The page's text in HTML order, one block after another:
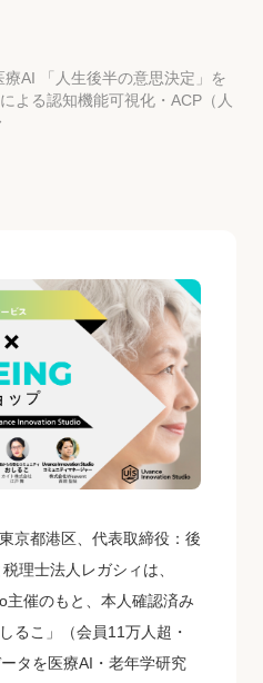
AI 「人生後半の意思決定」を
よる認知機能可視化・ACP（人
京都港区、代表取締役：後
理士法人レガシィは、
催のもと、本人確認済み
るこ」（会員11万人超・
タを医療AI・老年学研究